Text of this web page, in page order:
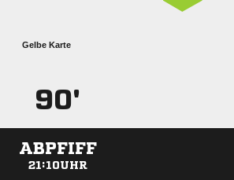
Gelbe Karte
90'
ABPFIFF
21:10UHR